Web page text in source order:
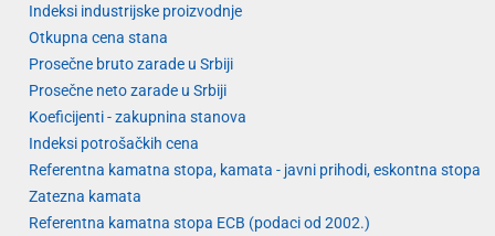
Indeksi industrijske proizvodnje
Otkupna cena stana
Prosečne bruto zarade u Srbiji
Prosečne neto zarade u Srbiji
Koeficijenti - zakupnina stanova
Indeksi potrošačkih cena
Referentna kamatna stopa, kamata - javni prihodi, eskontna stopa
Zatezna kamata
Referentna kamatna stopa ECB (podaci od 2002.)